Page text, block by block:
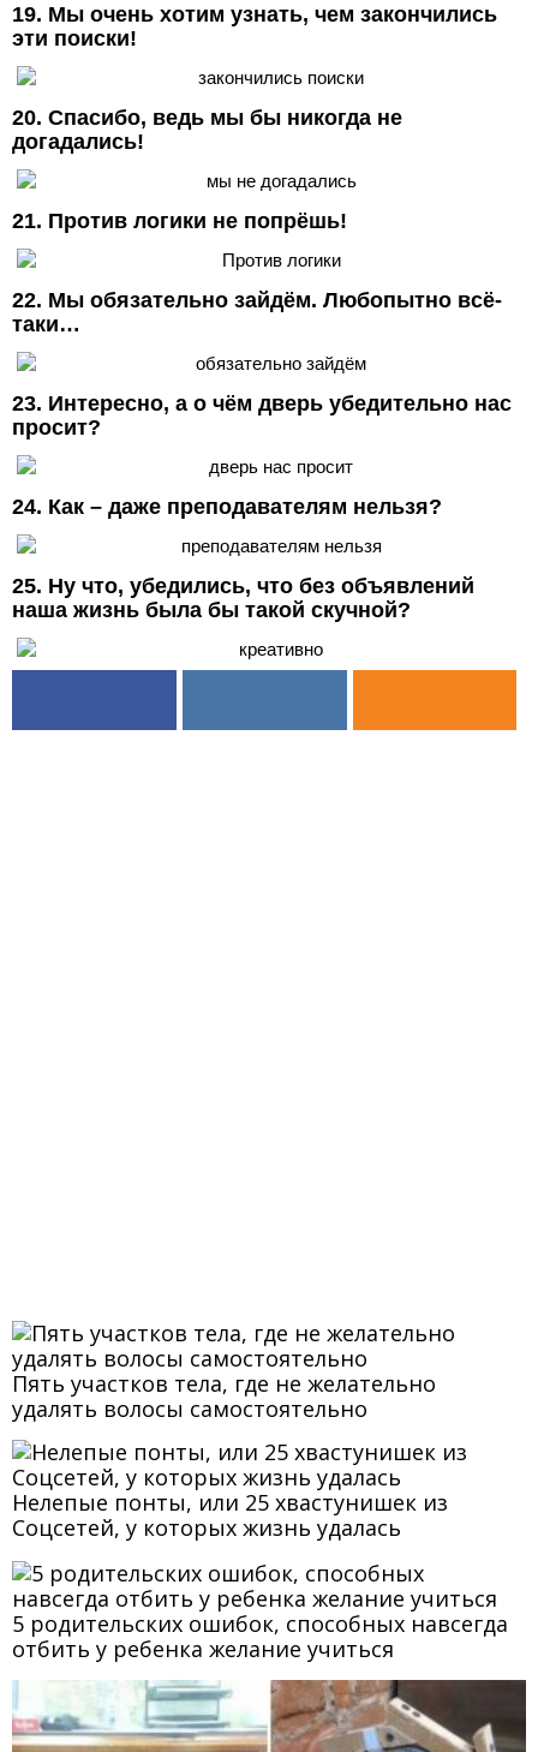
19. Мы очень хотим узнать, чем закончились
эти поиски!
20. Спасибо, ведь мы бы никогда не
догадались!
21. Против логики не попрёшь!
22. Мы обязательно зайдём. Любопытно всё-
таки…
23. Интересно, а о чём дверь убедительно нас
просит?
24. Как – даже преподавателям нельзя?
25. Ну что, убедились, что без объявлений
наша жизнь была бы такой скучной?
Пять участков тела, где не желательно
удалять волосы самостоятельно
Нелепые понты, или 25 хвастунишек из
Соцсетей, у которых жизнь удалась
5 родительских ошибок, способных навсегда
отбить у ребенка желание учиться